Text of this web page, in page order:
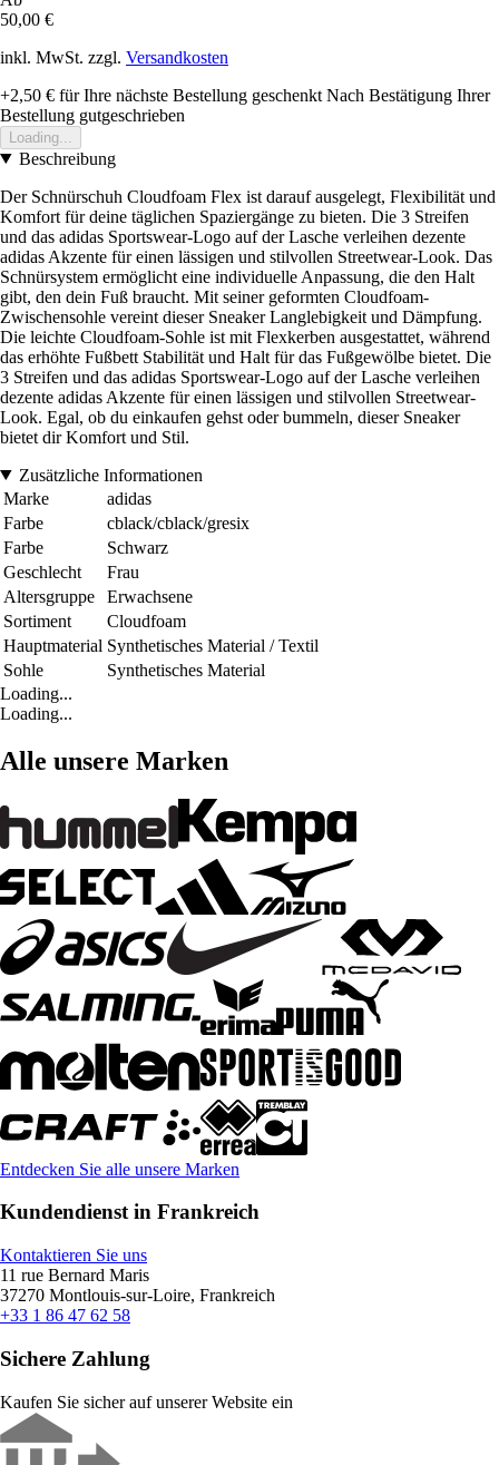
50,00 €
inkl. MwSt. zzgl. Versandkosten
+2,50 € für Ihre nächste Bestellung geschenkt Nach Bestätigung Ihrer
Bestellung gutgeschrieben
Loading...
Beschreibung
Der Schnürschuh Cloudfoam Flex ist darauf ausgelegt, Flexibilität und
Komfort für deine täglichen Spaziergänge zu bieten. Die 3 Streifen
und das adidas Sportswear-Logo auf der Lasche verleihen dezente
adidas Akzente für einen lässigen und stilvollen Streetwear-Look. Das
Schnürsystem ermöglicht eine individuelle Anpassung, die den Halt
gibt, den dein Fuß braucht. Mit seiner geformten Cloudfoam-
Zwischensohle vereint dieser Sneaker Langlebigkeit und Dämpfung.
Die leichte Cloudfoam-Sohle ist mit Flexkerben ausgestattet, während
das erhöhte Fußbett Stabilität und Halt für das Fußgewölbe bietet. Die
3 Streifen und das adidas Sportswear-Logo auf der Lasche verleihen
dezente adidas Akzente für einen lässigen und stilvollen Streetwear-
Look. Egal, ob du einkaufen gehst oder bummeln, dieser Sneaker
bietet dir Komfort und Stil.
Zusätzliche Informationen
Marke
adidas
Farbe
cblack/cblack/gresix
Farbe
Schwarz
Geschlecht
Frau
Altersgruppe
Erwachsene
Sortiment
Cloudfoam
Hauptmaterial Synthetisches Material / Textil
Sohle
Synthetisches Material
Loading...
Loading...
Alle unsere Marken
Entdecken Sie alle unsere Marken
Kundendienst in Frankreich
Kontaktieren Sie uns
11 rue Bernard Maris
37270 Montlouis-sur-Loire, Frankreich
+33 1 86 47 62 58
Sichere Zahlung
Kaufen Sie sicher auf unserer Website ein